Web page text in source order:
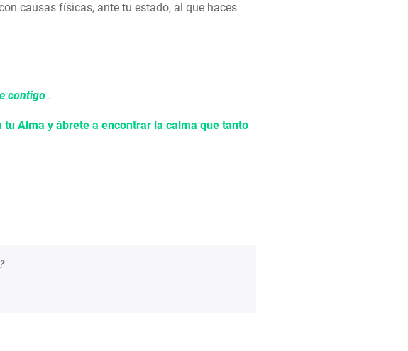
causas físicas, ante tu estado, al que haces
contigo .
tu Alma y ábrete a encontrar la calma que tanto